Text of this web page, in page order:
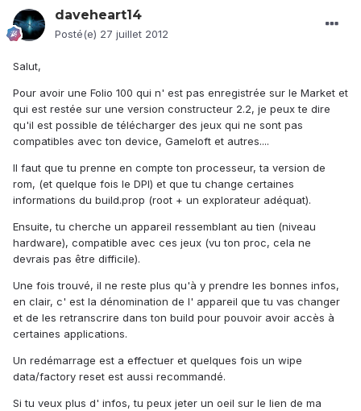
daveheart14
Posté(e) 27 juillet 2012
Salut,
Pour avoir une Folio 100 qui n' est pas enregistrée sur le Market et
qui est restée sur une version constructeur 2.2, je peux te dire
qu'il est possible de télécharger des jeux qui ne sont pas
compatibles avec ton device, Gameloft et autres....
Il faut que tu prenne en compte ton processeur, ta version de
rom, (et quelque fois le DPI) et que tu change certaines
informations du build.prop (root + un explorateur adéquat).
Ensuite, tu cherche un appareil ressemblant au tien (niveau
hardware), compatible avec ces jeux (vu ton proc, cela ne
devrais pas être difficile).
Une fois trouvé, il ne reste plus qu'à y prendre les bonnes infos,
en clair, c' est la dénomination de l' appareil que tu vas changer
et de les retranscrire dans ton build pour pouvoir avoir accès à
certaines applications.
Un redémarrage est a effectuer et quelques fois un wipe
data/factory reset est aussi recommandé.
Si tu veux plus d' infos, tu peux jeter un oeil sur le lien de ma